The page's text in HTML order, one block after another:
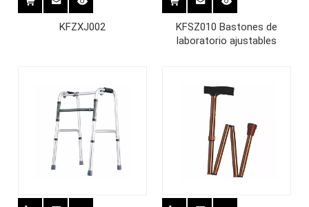
KFZXJ002
KFSZ010 Bastones de
laboratorio ajustables